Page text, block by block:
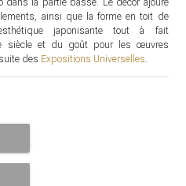
ainsi que la forme en toit de
japonisante tout à fait
siècle et du goût pour les œuvres
des Expositions Universelles.